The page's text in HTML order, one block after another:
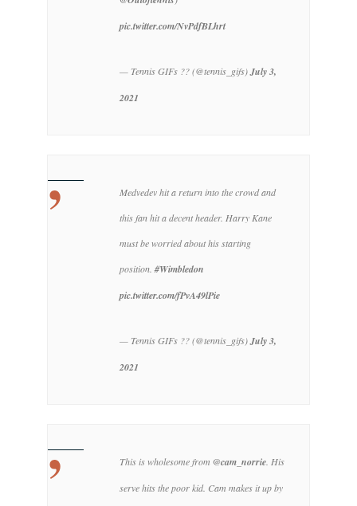
pic.twitter.com/NvPdfBLhrt
— Tennis GIFs ?? (@tennis_gifs)July 3,
2021
Medvedev hit a return into the crowd and
this fan hit a decent header. Harry Kane
must be worried about his starting
position.#Wimbledon
pic.twitter.com/fPvA49lPie
— Tennis GIFs ?? (@tennis_gifs)July 3,
2021
This is wholesome from @cam_norrie . His
serve hits the poor kid. Cam makes it up by